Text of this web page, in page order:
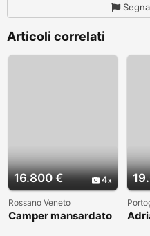
Articoli correlati
16.800 € 4
Rossano Veneto
Camper mansardato